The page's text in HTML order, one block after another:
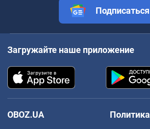
Подписаться
Загружайте наше приложение
OBOZ.UA
Политика